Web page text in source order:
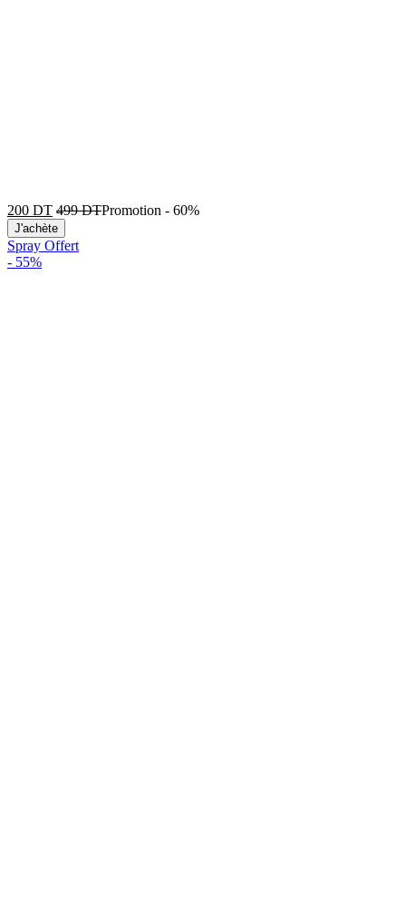
200 DT 499DTPromotion - 60%
J'achète
Spray Offert
- 55%